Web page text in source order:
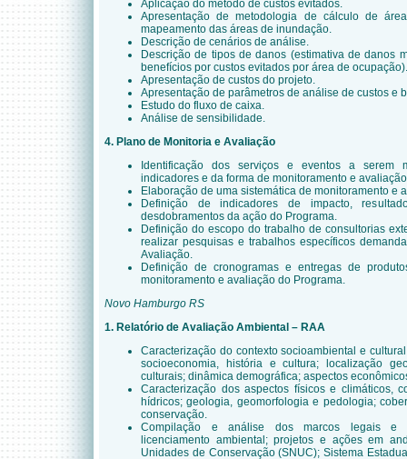
Aplicação do método de custos evitados.
Apresentação de metodologia de cálculo de
mapeamento das áreas de inundação.
Descrição de cenários de análise.
Descrição de tipos de danos (estimativa de danos
benefícios por custos evitados por área de ocupação).
Apresentação de custos do projeto.
Apresentação de parâmetros de análise de custos e
Estudo do fluxo de caixa.
Análise de sensibilidade.
4. Plano de Monitoria e Avaliação
Identificação dos serviços e eventos a serem
indicadores e da forma de monitoramento e
Elaboração de uma sistemática de monitoramento e
Definição de indicadores de impacto,
desdobramentos da ação do Programa.
Definição do escopo do trabalho de consultorias
realizar pesquisas e trabalhos específicos
Avaliação.
Definição de cronogramas e entregas de
monitoramento e avaliação do Programa.
Novo Hamburgo RS
1. Relatório de Avaliação Ambiental – RAA
Caracterização do contexto socioambiental e
socioeconomia, história e cultura; localização
culturais; dinâmica demográfica; aspectos
Caracterização dos aspectos físicos e climáticos,
hídricos; geologia, geomorfologia e pedologia;
conservação.
Compilação e análise dos marcos legais e
licenciamento ambiental; projetos e ações em
Unidades de Conservação (SNUC); Sistema